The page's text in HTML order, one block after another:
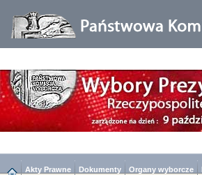
Akty Prawne Dokumenty Organy wyborcze